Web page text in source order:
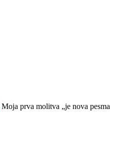
Moja prva molitva „je nova pesma